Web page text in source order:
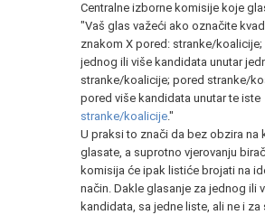
Centralne izborne komisije koje
"Vaš glas važeći ako označite
znakom X pored: stranke/koalicije;
jednog ili više kandidata unutar
stranke/koalicije; pored stranke/
pored više kandidata unutar te iste
stranke/koalicije."
U praksi to znači da bez obzira na
glasate, a suprotno vjerovanju
komisija će ipak listiće brojati na
način. Dakle glasanje za jednog ili
kandidata, sa jedne liste, ali ne i za